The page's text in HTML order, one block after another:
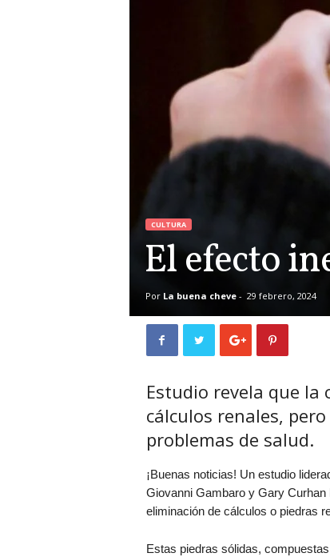
CULTURA
El efecto
Por La buena cheve- 29 febrero, 2024
Estudio revela que la
cálculos renales,
problemas de salud.
¡Buenas noticias! Un estudio
Giovanni Gambaro y Gary
eliminación de cálculos o piedras
Estas piedras sólidas,